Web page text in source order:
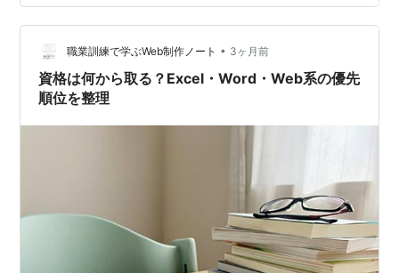
Excelから考えるのが自然です。 理由はシンプルで、
Excelのほうが職種をまたいで使われやすいからです。事
務だけでなく、営業、管理、社内集計、…
職業訓練で学ぶWeb制作ノート • 3ヶ月前
資格は何から取る？Excel・Word・Web系の優先
順位を整理